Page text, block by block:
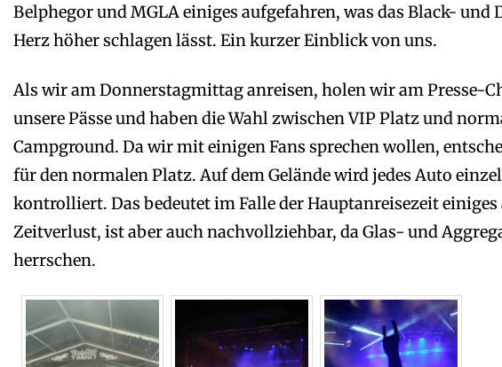
Belphegor und MGLA einiges aufgefahren, was das Black- und
Herz höher schlagen lässt. Ein kurzer Einblick von uns.
Als wir am Donnerstagmittag anreisen, holen wir am Presse-
unsere Pässe und haben die Wahl zwischen VIP Platz und
Campground. Da wir mit einigen Fans sprechen wollen,
für den normalen Platz. Auf dem Gelände wird jedes Auto
kontrolliert. Das bedeutet im Falle der Hauptanreisezeit einiges
Zeitverlust, ist aber auch nachvollziehbar, da Glas- und
herrschen.